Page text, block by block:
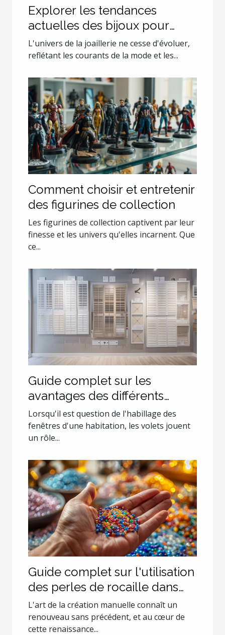
Explorer les tendances
actuelles des bijoux pour
couples
L'univers de la joaillerie ne cesse d'évoluer,
reflétant les courants de la mode et les...
Comment choisir et entretenir
des figurines de collection
Les figurines de collection captivent par leur
finesse et les univers qu'elles incarnent. Que
ce...
Guide complet sur les
avantages des différents
types de volets
Lorsqu'il est question de l'habillage des
fenêtres d'une habitation, les volets jouent
un rôle...
Guide complet sur l'utilisation
des perles de rocaille dans
les projets de création
L'art de la création manuelle connaît un
renouveau sans précédent, et au cœur de
cette renaissance...